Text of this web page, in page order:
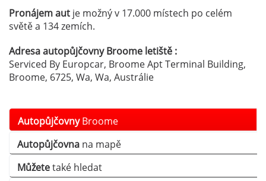
Pronájem aut je možný v 17.000 místech po celém
světě a 134 zemích.
Adresa autopůjčovny Broome letiště :
Serviced By Europcar, Broome Apt Terminal Building,
Broome, 6725, Wa, Wa, Austrálie
AutopůjčovnyBroome
Autopůjčovna na mapě
Můžetetaké hledat